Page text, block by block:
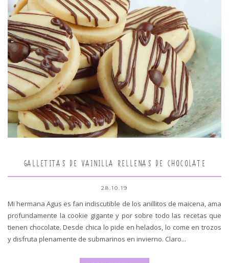
GALLETITAS DE VAINILLA RELLENAS DE CHOCOLATE
28.10.19
Mi hermana Agus es fan indiscutible de los anillitos de maicena, ama
profundamente la cookie gigante y por sobre todo las recetas que
tienen chocolate. Desde chica lo pide en helados, lo come en trozos
y disfruta plenamente de submarinos en invierno. Claro...